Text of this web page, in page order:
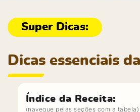
Dicas essenciais
Índice da Receita: